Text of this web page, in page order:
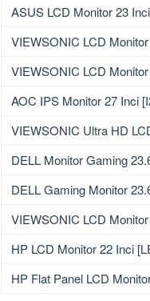
ASUS LCD Monitor 23
VIEWSONIC LCD
VIEWSONIC LCD
AOC IPS Monitor 27 Inci
VIEWSONIC Ultra HD
DELL Monitor Gaming
DELL Gaming Monitor
VIEWSONIC LCD
HP LCD Monitor 22 Inci
HP Flat Panel LCD